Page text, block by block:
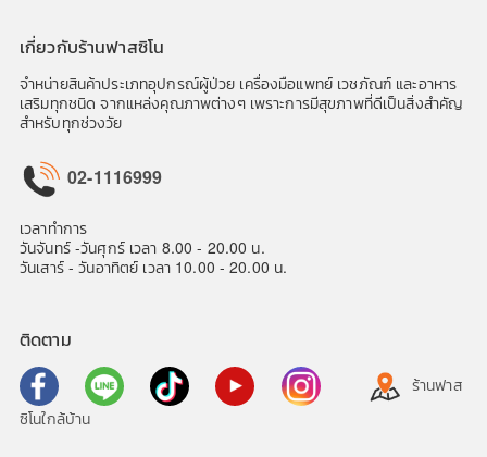
เกี่ยวกับร้านฟาสซิโน
จำหน่ายสินค้าประเภทอุปกรณ์ผู้ป่วย เครื่องมือแพทย์ เวชภัณฑ์ และอาหาร
เสริมทุกชนิด จากแหล่งคุณภาพต่างๆ เพราะการมีสุขภาพที่ดีเป็นสิ่งสำคัญ
สำหรับทุกช่วงวัย
02-1116999
เวลาทำการ
วันจันทร์ -วันศุกร์ เวลา 8.00 - 20.00 น.
วันเสาร์ - วันอาทิตย์ เวลา 10.00 - 20.00 น.
ติดตาม
ร้านฟาส
ซิโนใกล้บ้าน